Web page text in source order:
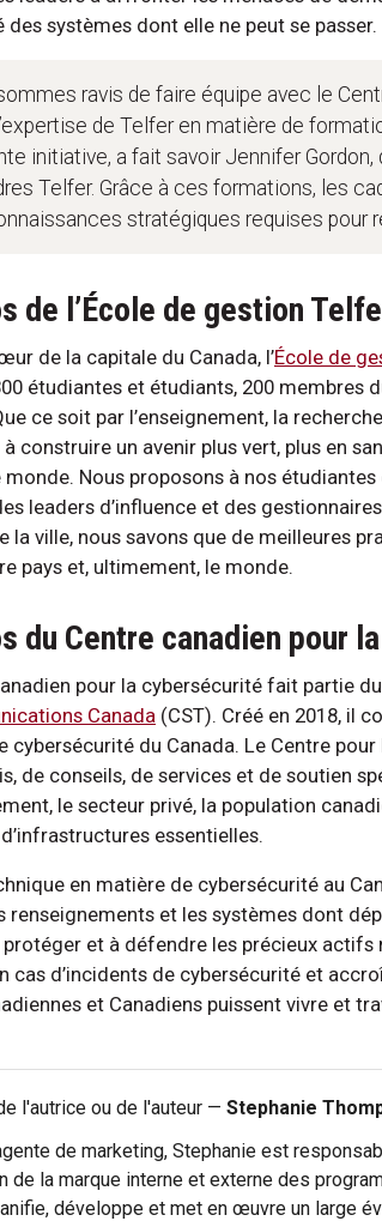
des systèmes dont elle ne peut se passer.
ravis de faire équipe avec le
de Telfer en matière de
initiative, a fait savoir Jennifer
Telfer. Grâce à ces formations, les
stratégiques requises pour
de l’École de gestion
de la capitale du Canada, l’École de
étudiantes et étudiants, 200 membres
ce soit par l’enseignement, la
construire un avenir plus vert, plus en
Nous proposons à nos
leaders d’influence et des
la ville, nous savons que de meilleures
pays et, ultimement, le monde.
du Centre canadien pour
pour la cybersécurité fait partie du
Canada (CST). Créé en 2018, il
cybersécurité du Canada. Le Centre
de conseils, de services et de soutien
le secteur privé, la population
essentielles.
en matière de cybersécurité au
renseignements et les systèmes dont
protéger et à défendre les précieux
cas d’incidents de cybersécurité et
et Canadiens puissent vivre et
l'autrice ou de l'auteur — Stephanie
de marketing, Stephanie est
de la marque interne et externe des
développe et met en œuvre un large